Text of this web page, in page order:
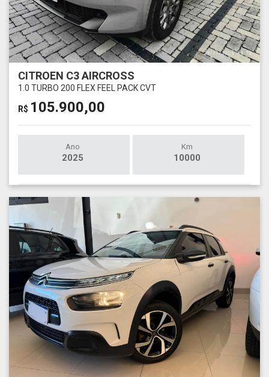
CITROEN C3 AIRCROSS
1.0 TURBO 200 FLEX FEEL PACK CVT
R$ 105.900,00
Ano
2025
Km
10000